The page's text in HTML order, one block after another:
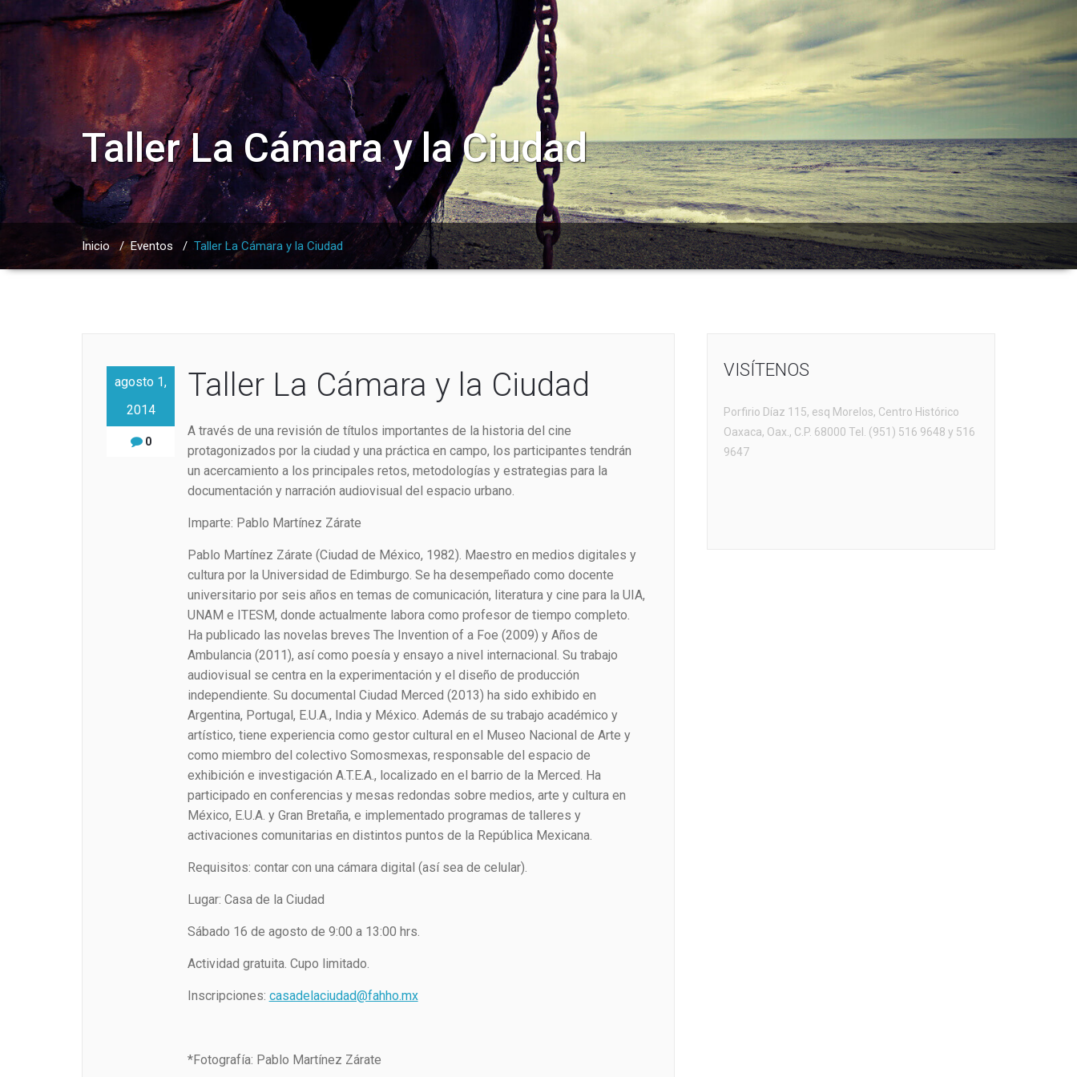
Taller La Cámara y la Ciudad
Inicio/Eventos /Taller La Cámara y la Ciudad
agosto 1,
2014
0
Taller La Cámara y la Ciudad
A través de una revisión de títulos importantes de la historia del cine
protagonizados por la ciudad y una práctica en campo, los participantes tendrán
un acercamiento a los principales retos, metodologías y estrategias para la
documentación y narración audiovisual del espacio urbano.
Imparte: Pablo Martínez Zárate
Pablo Martínez Zárate (Ciudad de México, 1982). Maestro en medios digitales y
cultura por la Universidad de Edimburgo. Se ha desempeñado como docente
universitario por seis años en temas de comunicación, literatura y cine para la UIA,
UNAM e ITESM, donde actualmente labora como profesor de tiempo completo.
Ha publicado las novelas breves The Invention of a Foe (2009) y Años de
Ambulancia (2011), así como poesía y ensayo a nivel internacional. Su trabajo
audiovisual se centra en la experimentación y el diseño de producción
independiente. Su documental Ciudad Merced (2013) ha sido exhibido en
Argentina, Portugal, E.U.A., India y México. Además de su trabajo académico y
artístico, tiene experiencia como gestor cultural en el Museo Nacional de Arte y
como miembro del colectivo Somosmexas, responsable del espacio de
exhibición e investigación A.T.E.A., localizado en el barrio de la Merced. Ha
participado en conferencias y mesas redondas sobre medios, arte y cultura en
México, E.U.A. y Gran Bretaña, e implementado programas de talleres y
activaciones comunitarias en distintos puntos de la República Mexicana.
Requisitos: contar con una cámara digital (así sea de celular).
Lugar: Casa de la Ciudad
Sábado 16 de agosto de 9:00 a 13:00 hrs.
Actividad gratuita. Cupo limitado.
Inscripciones: casadelaciudad@fahho.mx
*Fotografía: Pablo Martínez Zárate
VISÍTENOS
Porfirio Díaz 115, esq Morelos, Centro Histórico
Oaxaca, Oax., C.P. 68000 Tel. (951) 516 9648 y 516
9647